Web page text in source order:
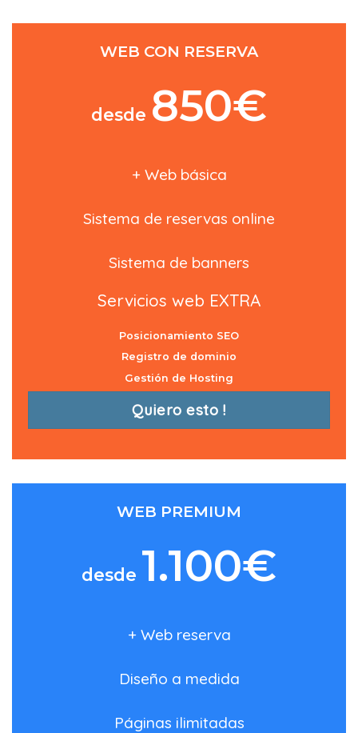
WEB CON RESERVA
desde 850€
+ Web básica
Sistema de reservas online
Sistema de banners
Servicios web EXTRA
Posicionamiento SEO
Registro de dominio
Gestión de Hosting
Quiero esto !
WEB PREMIUM
desde 1.100€
+ Web reserva
Diseño a medida
Páginas ilimitadas